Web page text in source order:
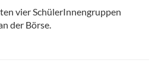
vier SchülerInnengruppen
der Börse.